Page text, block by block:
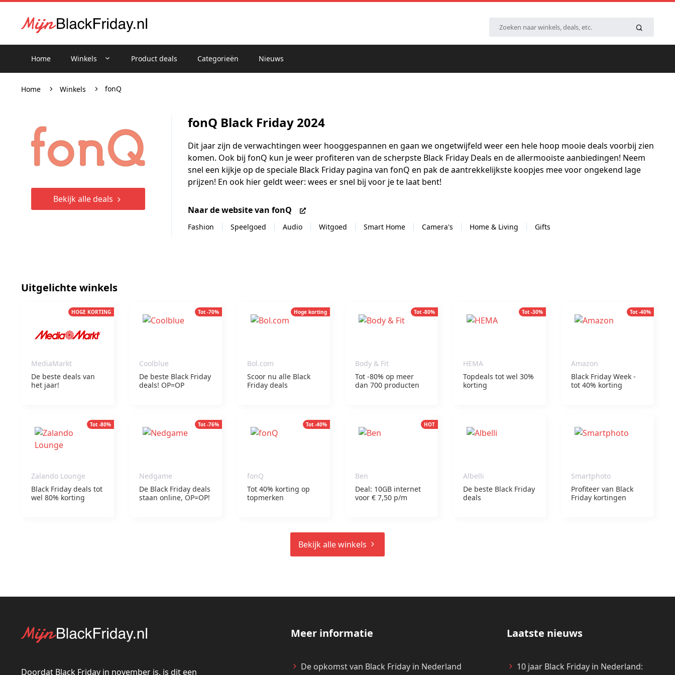
Home Winkels Product deals Categorieën Nieuws
Home Winkels fonQ
Bekijk alle deals
fonQ Black Friday 2024
Dit jaar zijn de verwachtingen weer hooggespannen en gaan we ongetwijfeld weer een hele hoop mooie deals voorbij zien
komen. Ook bij fonQ kun je weer profiteren van de scherpste Black Friday Deals en de allermooiste aanbiedingen! Neem
snel een kijkje op de speciale Black Friday pagina van fonQ en pak de aantrekkelijkste koopjes mee voor ongekend lage
prijzen! En ook hier geldt weer: wees er snel bij voor je te laat bent!
Naar de website van fonQ
Fashion Speelgoed Audio Witgoed Smart Home Camera's Home & Living Gifts
Uitgelichte winkels
HOGE KORTING
MediaMarkt
De beste deals van
het jaar!
Tot -70%
Coolblue
De beste Black Friday
deals! OP=OP
Hoge korting
Bol.com
Scoor nu alle Black
Friday deals
Tot -80%
Body & Fit
Tot -80% op meer
dan 700 producten
Tot -30%
HEMA
Topdeals tot wel 30%
korting
Tot -40%
Amazon
Black Friday Week -
tot 40% korting
Tot -80%
Zalando Lounge
Black Friday deals tot
wel 80% korting
Tot -76%
Nedgame
De Black Friday deals
staan online, OP=OP!
Tot -40%
fonQ
Tot 40% korting op
topmerken
HOT
Ben
Deal: 10GB internet
voor € 7,50 p/m
Albelli
De beste Black Friday
deals
Smartphoto
Profiteer van Black
Friday kortingen
Bekijk alle winkels
Doordat Black Friday in november is, is dit een
Meer informatie
De opkomst van Black Friday in Nederland
Laatste nieuws
10 jaar Black Friday in Nederland: